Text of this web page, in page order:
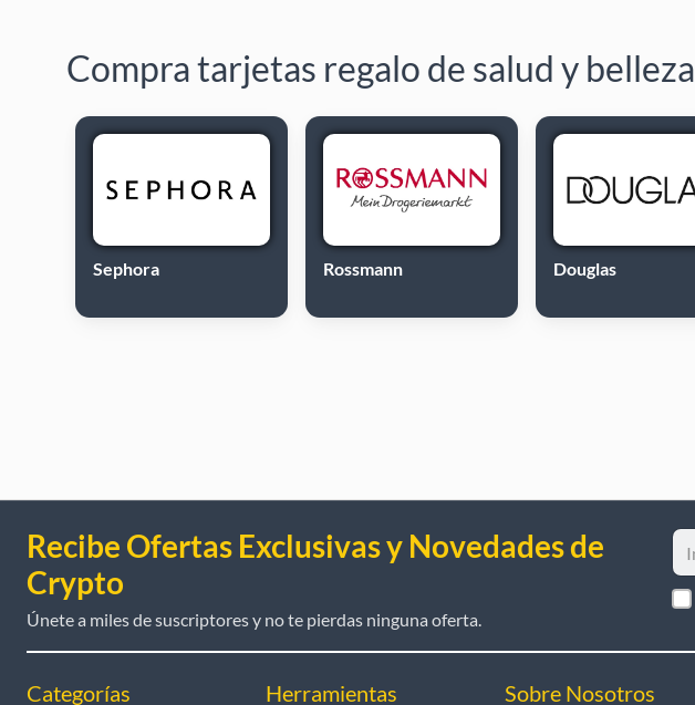
Compra tarjetas regalo de salud y belleza
Sephora Rossmann Douglas
Recibe Ofertas Exclusivas y Novedades de
Crypto
Únete a miles de suscriptores y no te pierdas ninguna oferta.
Categorías Herramientas Sobre Nosotros